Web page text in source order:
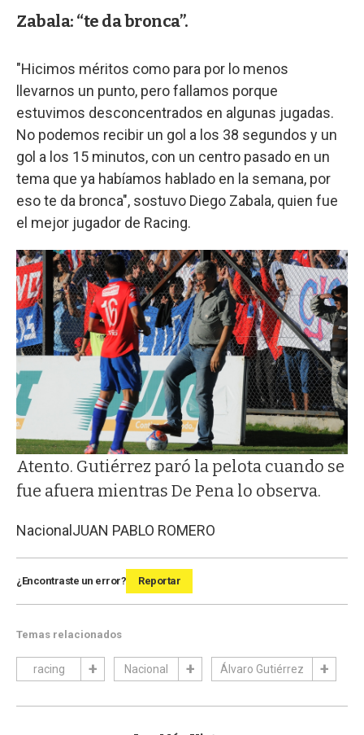
Zabala: “te da bronca”.
"Hicimos méritos como para por lo menos
llevarnos un punto, pero fallamos porque
estuvimos desconcentrados en algunas jugadas.
No podemos recibir un gol a los 38 segundos y un
gol a los 15 minutos, con un centro pasado en un
tema que ya habíamos hablado en la semana, por
eso te da bronca", sostuvo Diego Zabala, quien fue
el mejor jugador de Racing.
Atento. Gutiérrez paró la pelota cuando se
fue afuera mientras De Pena lo observa.
NacionalJUAN PABLO ROMERO
¿Encontraste un error? Reportar
Temas relacionados
racing Nacional Álvaro Gutiérrez